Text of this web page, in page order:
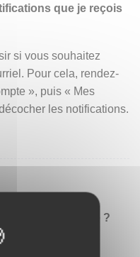
que je reçois
si vous souhaitez
Pour cela, rendez-
», puis « Mes
les notifications.
en ligne ?
disponibles,